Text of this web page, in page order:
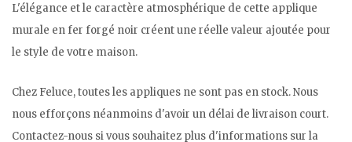
L'élégance et le caractère atmosphérique de cette applique
murale en fer forgé noir créent une réelle valeur ajoutée pour
le style de votre maison.
Chez Feluce, toutes les appliques ne sont pas en stock. Nous
nous efforçons néanmoins d'avoir un délai de livraison court.
Contactez-nous si vous souhaitez plus d'informations sur la